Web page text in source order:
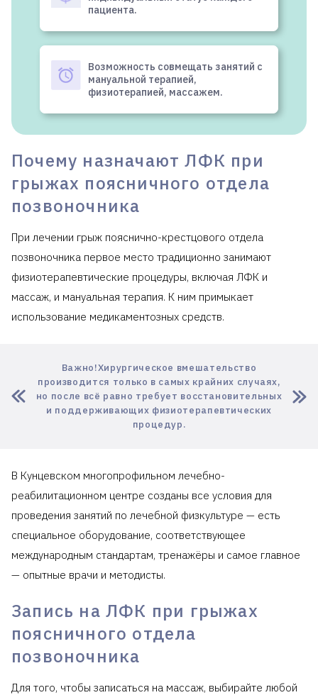
пациента.
Возможность совмещать занятий с
мануальной терапией,
физиотерапией, массажем.
Почему назначают ЛФК при
грыжах поясничного отдела
позвоночника
При лечении грыж пояснично-крестцового отдела
позвоночника первое место традиционно занимают
физиотерапевтические процедуры, включая ЛФК и
массаж, и мануальная терапия. К ним примыкает
использование медикаментозных средств.
Важно!Хирургическое вмешательство
производится только в самых крайних случаях,
но после всё равно требует восстановительных
и поддерживающих физиотерапевтических
процедур.
В Кунцевском многопрофильном лечебно-
реабилитационном центре созданы все условия для
проведения занятий по лечебной физкультуре — есть
специальное оборудование, соответствующее
международным стандартам, тренажёры и самое главное
— опытные врачи и методисты.
Запись на ЛФК при грыжах
поясничного отдела
позвоночника
Для того, чтобы записаться на массаж, выбирайте любой